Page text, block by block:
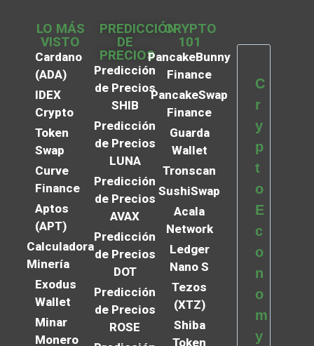
LO MÁS
VISTO
Cardano
(ADA)
IDEX
Crypto
Token
Swap
Curve
Finance
Aptos
(APT)
Calculadora
Minería
Exodus
Wallet
Minar
Monero
PREDICCIÓN
DE
PRECIOS
Predicción
de Precios
SHIB
Predicción
de Precios
LUNA
Predicción
de Precios
AVAX
Predicción
de Precios
DOT
Predicción
de Precios
ROSE
CRYPTO
101
PancakeBunny
Finance
PancakeSwap
Finance
Guarda
Wallet
Tronscan
SushiSwap
Acala
Network
Ledger
Nano S
Tezos
(XTZ)
Shiba
Token
C
r
y
p
t
o
E
c
o
n
o
m
y